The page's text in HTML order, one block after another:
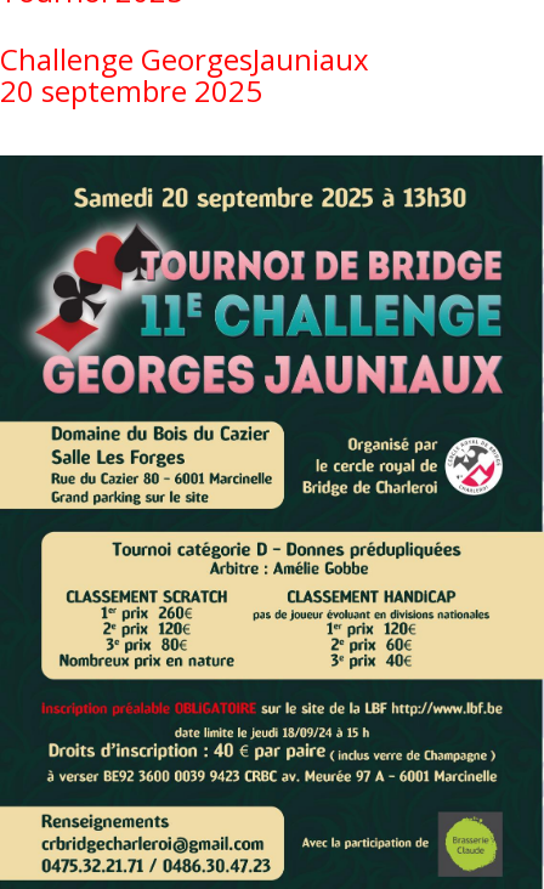
Challenge GeorgesJauniaux
20 septembre 2025